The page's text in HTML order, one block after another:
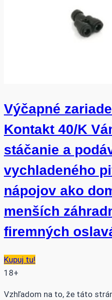
Výčapné
Kontakt 40/K
stáčanie a
vychladeného
nápojov ako
menších
firemných
Kupuj tu!
18+
Vzhľadom na to, že táto